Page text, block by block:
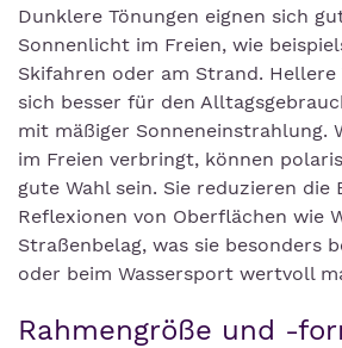
Dunklere Tönungen eignen sich
Sonnenlicht im Freien, wie
Skifahren oder am Strand. Hellere
sich besser für den
mit mäßiger Sonneneinstrahlung.
im Freien verbringt, können
gute Wahl sein. Sie reduzieren die
Reflexionen von Oberflächen wie
Straßenbelag, was sie besonders
oder beim Wassersport wertvoll
Rahmengröße und -